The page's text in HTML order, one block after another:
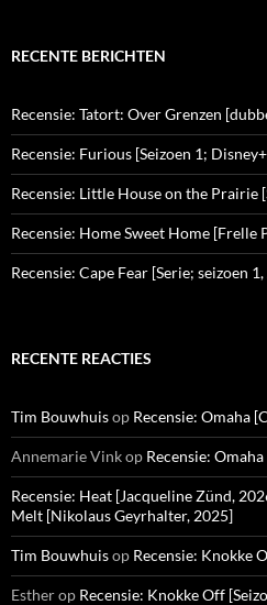
RECENTE BERICHTEN
Recensie: Tatort: Over Grenzen
Recensie: Furious [Seizoen 1;
Recensie: Little House on the Prairie
Recensie: Home Sweet Home [Frelle
Recensie: Cape Fear [Serie; seizoen
RECENTE REACTIES
Tim Bouwhuisop Recensie: Omaha
Annemarie Vinkop Recensie:
Recensie: Heat [Jacqueline Zünd,
Melt [Nikolaus Geyrhalter, 2025]
Tim Bouwhuisop Recensie: Knokke
Estherop Recensie: Knokke Off